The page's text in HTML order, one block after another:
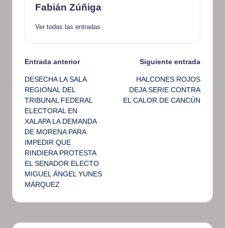
Fabián Zúñiga
Ver todas las entradas
Navegación
de
entradas
Entrada anterior
DESECHA LA SALA
REGIONAL DEL
TRIBUNAL FEDERAL
ELECTORAL EN
XALAPA LA DEMANDA
DE MORENA PARA
IMPEDIR QUE
RINDIERA PROTESTA
EL SENADOR ELECTO
MIGUEL ÁNGEL YUNES
MÁRQUEZ
Siguiente entrada
HALCONES ROJOS
DEJA SERIE CONTRA
EL CALOR DE CANCÚN